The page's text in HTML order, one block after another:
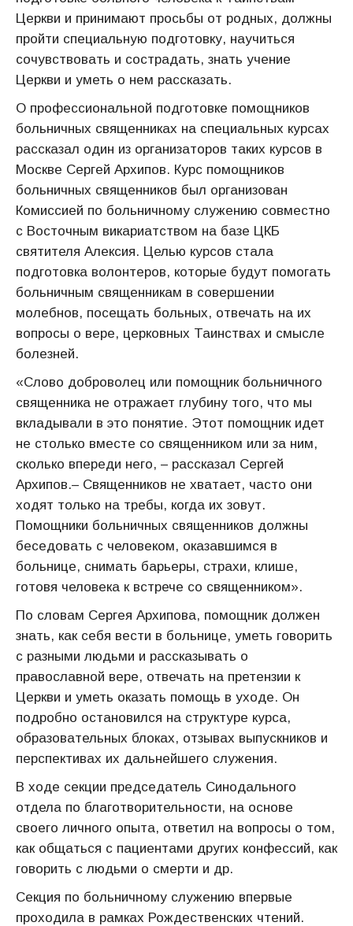
Церкви и принимают просьбы от родных, должны
пройти специальную подготовку, научиться
сочувствовать и сострадать, знать учение
Церкви и уметь о нем рассказать.
О профессиональной подготовке помощников
больничных священниках на специальных курсах
рассказал один из организаторов таких курсов в
Москве Сергей Архипов. Курс помощников
больничных священников был организован
Комиссией по больничному служению совместно
с Восточным викариатством на базе ЦКБ
святителя Алексия. Целью курсов стала
подготовка волонтеров, которые будут помогать
больничным священникам в совершении
молебнов, посещать больных, отвечать на их
вопросы о вере, церковных Таинствах и смысле
болезней.
«Слово доброволец или помощник больничного
священника не отражает глубину того, что мы
вкладывали в это понятие. Этот помощник идет
не столько вместе со священником или за ним,
сколько впереди него, – рассказал Сергей
Архипов.– Священников не хватает, часто они
ходят только на требы, когда их зовут.
Помощники больничных священников должны
беседовать с человеком, оказавшимся в
больнице, снимать барьеры, страхи, клише,
готовя человека к встрече со священником».
По словам Сергея Архипова, помощник должен
знать, как себя вести в больнице, уметь говорить
с разными людьми и рассказывать о
православной вере, отвечать на претензии к
Церкви и уметь оказать помощь в уходе. Он
подробно остановился на структуре курса,
образовательных блоках, отзывах выпускников и
перспективах их дальнейшего служения.
В ходе секции председатель Синодального
отдела по благотворительности, на основе
своего личного опыта, ответил на вопросы о том,
как общаться с пациентами других конфессий, как
говорить с людьми о смерти и др.
Секция по больничному служению впервые
проходила в рамках Рождественских чтений.